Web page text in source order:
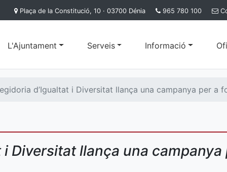
Plaça de la Constitució, 10 · 03700 Dénia 965 780 100
L'Ajuntament Serveis Informació
d’Igualtat i Diversitat llança una campanya per a
i Diversitat llança una